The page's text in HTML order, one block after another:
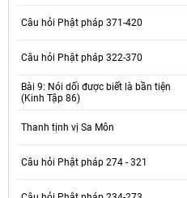
Câu hỏi Phật pháp 371-420
Câu hỏi Phật pháp 322-370
Bài 9: Nói dối được biết là bần tiện
(Kinh Tập 86)
Thanh tịnh vị Sa Môn
Câu hỏi Phật pháp 274 - 321